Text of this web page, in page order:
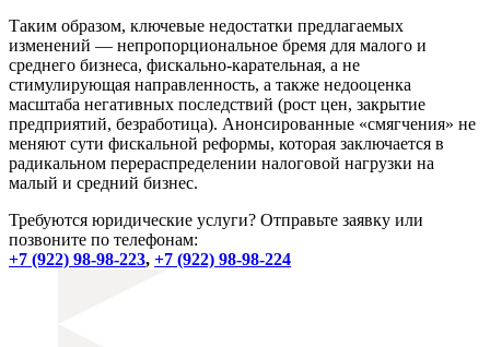
Таким образом, ключевые недостатки предлагаемых
изменений — непропорциональное бремя для малого и
среднего бизнеса, фискально-карательная, а не
стимулирующая направленность, а также недооценка
масштаба негативных последствий (рост цен, закрытие
предприятий, безработица). Анонсированные «смягчения» не
меняют сути фискальной реформы, которая заключается в
радикальном перераспределении налоговой нагрузки на
малый и средний бизнес.
Требуются юридические услуги? Отправьте заявку или
позвоните по телефонам:
+7 (922) 98-98-223, +7 (922) 98-98-224